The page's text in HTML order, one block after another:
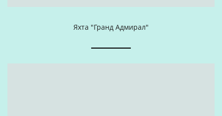
Яхта "Гранд Адмирал"